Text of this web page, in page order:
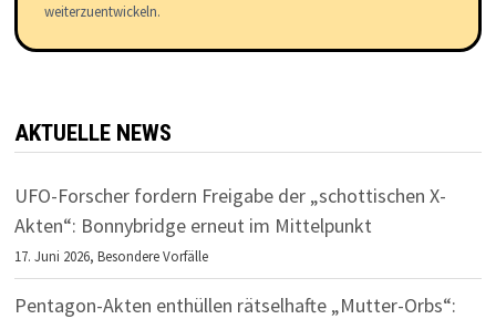
weiterzuentwickeln.
AKTUELLE NEWS
UFO-Forscher fordern Freigabe der „schottischen X-
Akten“: Bonnybridge erneut im Mittelpunkt
17. Juni 2026,Besondere Vorfälle
Pentagon-Akten enthüllen rätselhafte „Mutter-Orbs“: